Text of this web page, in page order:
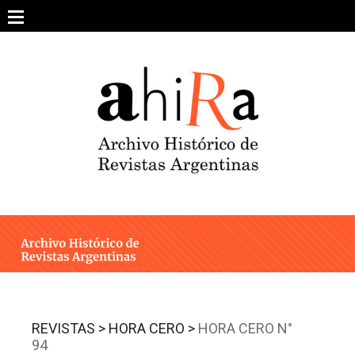
content
ARCHIVO DE REVISTAS
ESTUDIOS CRÍTICOS
INTEGRANTES
CONTACTO
REVISTAS > HORA CERO > HORA CERO N°
94